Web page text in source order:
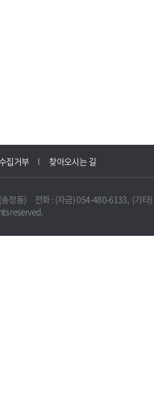
집거부 찾아오시는 길
송정동) 전화 : (자금) 054-480-6133, (기타
reserved.